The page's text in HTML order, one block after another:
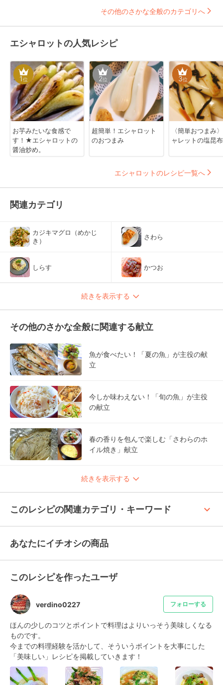
その他のさかな全般のカテゴリへ
エシャロットの人気レシピ
1位
お芋みたいな食感で
す！★エシャロットの
醤油炒め。
2位
超簡単！エシャロット
のおつまみ
3位
〈簡単おつまみ
ャレットの塩昆
エシャロットのレシピ一覧へ
関連カテゴリ
カジキマグロ（めかじ
き）
さわら
しらす かつお
続きを表示する
その他のさかな全般に関連する献立
魚が食べたい！「夏の魚」が主役の献
立
今しか味わえない！「旬の魚」が主役
の献立
春の香りを包んで楽しむ「さわらのホ
イル焼き」献立
続きを表示する
このレシピの関連カテゴリ・キーワード keyboard_arrow_up
あなたにイチオシの商品
このレシピを作ったユーザ
verdino0227 フォローする
ほんの少しのコツとポイントで料理はよりいっそう美味しくなる
ものです。
今までの料理経験を活かして、そういうポイントを大事にした
「美味しい」レシピを掲載していきます！